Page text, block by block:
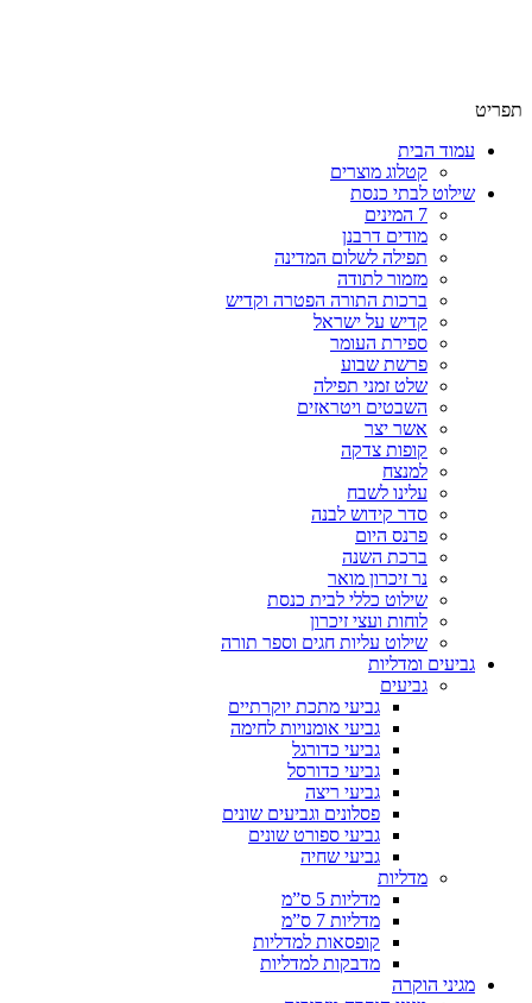
תפריט
עמוד הבית
קטלוג מוצרים
שילוט לבתי כנסת
7 המינים
מודים דרבנן
תפילה לשלום המדינה
מזמור לתודה
ברכות התורה הפטרה וקדיש
קדיש על ישראל
ספירת העומר
פרשת שבוע
שלט זמני תפילה
השבטים ויטראזים
אשר יצר
קופות צדקה
למנצח
עלינו לשבח
סדר קידוש לבנה
פרנס היום
ברכת השנה
נר זיכרון מואר
שילוט כללי לבית כנסת
לוחות ועצי זיכרון
שילוט עליות חגים וספר תורה
גביעים ומדליות
גביעים
גביעי מתכת יוקרתיים
גביעי אומנויות לחימה
גביעי כדורגל
גביעי כדורסל
גביעי ריצה
פסלונים וגביעים שונים
גביעי ספורט שונים
גביעי שחיה
מדליות
מדליות 5 ס”מ
מדליות 7 ס”מ
קופסאות למדליות
מדבקות למדליות
מגיני הוקרה